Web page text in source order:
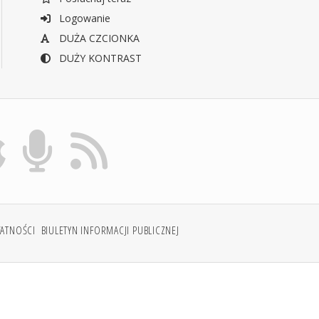
Logowanie
DUŻA CZCIONKA
DUŻY KONTRAST
BIULETYN INFORMACJI PUBLICZNEJ